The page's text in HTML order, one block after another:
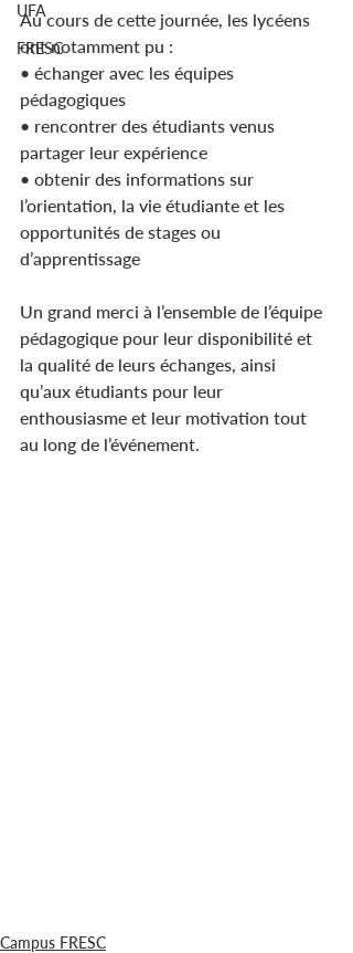
UFA
FRESC
Au cours de cette journée, les lycéens
ont notamment pu :
• échanger avec les équipes
pédagogiques
• rencontrer des étudiants venus
partager leur expérience
• obtenir des informations sur
l’orientation, la vie étudiante et les
opportunités de stages ou
d’apprentissage
Un grand merci à l’ensemble de l’équipe
pédagogique pour leur disponibilité et
la qualité de leurs échanges, ainsi
qu’aux étudiants pour leur
enthousiasme et leur motivation tout
au long de l’événement.
Campus FRESC